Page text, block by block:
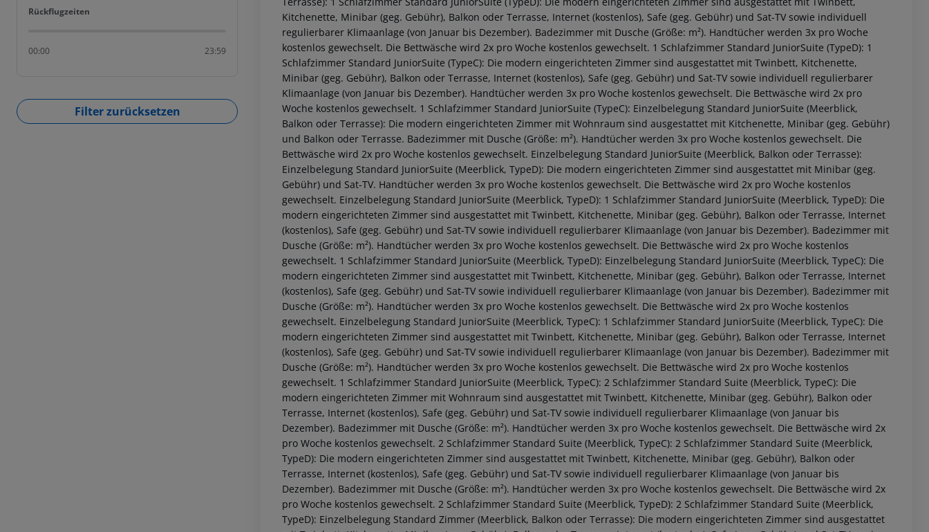
Rückflugzeiten
Rückflugzeiten
00:00 23:59
Filter zurücksetzen
Kitchenette, Minibar (geg. Gebühr), Balkon oder Terrasse, Internet (kostenlos), Safe (geg. Gebühr) und Sat-TV sowie individuell
regulierbarer Klimaanlage (von Januar bis Dezember). Badezimmer mit Dusche (Größe: m²). Handtücher werden 3x pro Woche
kostenlos gewechselt. Die Bettwäsche wird 2x pro Woche kostenlos gewechselt. 1 Schlafzimmer Standard JuniorSuite (TypeD): 1
Schlafzimmer Standard JuniorSuite (TypeC): Die modern eingerichteten Zimmer sind ausgestattet mit Twinbett, Kitchenette,
Minibar (geg. Gebühr), Balkon oder Terrasse, Internet (kostenlos), Safe (geg. Gebühr) und Sat-TV sowie individuell regulierbarer
Klimaanlage (von Januar bis Dezember). Handtücher werden 3x pro Woche kostenlos gewechselt. Die Bettwäsche wird 2x pro
Woche kostenlos gewechselt. 1 Schlafzimmer Standard JuniorSuite (TypeC): Einzelbelegung Standard JuniorSuite (Meerblick,
Balkon oder Terrasse): Die modern eingerichteten Zimmer mit Wohnraum sind ausgestattet mit Kitchenette, Minibar (geg. Gebühr)
und Balkon oder Terrasse. Badezimmer mit Dusche (Größe: m²). Handtücher werden 3x pro Woche kostenlos gewechselt. Die
Bettwäsche wird 2x pro Woche kostenlos gewechselt. Einzelbelegung Standard JuniorSuite (Meerblick, Balkon oder Terrasse):
Einzelbelegung Standard JuniorSuite (Meerblick, TypeD): Die modern eingerichteten Zimmer sind ausgestattet mit Minibar (geg.
Gebühr) und Sat-TV. Handtücher werden 3x pro Woche kostenlos gewechselt. Die Bettwäsche wird 2x pro Woche kostenlos
gewechselt. Einzelbelegung Standard JuniorSuite (Meerblick, TypeD): 1 Schlafzimmer Standard JuniorSuite (Meerblick, TypeD): Die
modern eingerichteten Zimmer sind ausgestattet mit Twinbett, Kitchenette, Minibar (geg. Gebühr), Balkon oder Terrasse, Internet
(kostenlos), Safe (geg. Gebühr) und Sat-TV sowie individuell regulierbarer Klimaanlage (von Januar bis Dezember). Badezimmer mit
Dusche (Größe: m²). Handtücher werden 3x pro Woche kostenlos gewechselt. Die Bettwäsche wird 2x pro Woche kostenlos
gewechselt. 1 Schlafzimmer Standard JuniorSuite (Meerblick, TypeD): Einzelbelegung Standard JuniorSuite (Meerblick, TypeC): Die
modern eingerichteten Zimmer sind ausgestattet mit Twinbett, Kitchenette, Minibar (geg. Gebühr), Balkon oder Terrasse, Internet
(kostenlos), Safe (geg. Gebühr) und Sat-TV sowie individuell regulierbarer Klimaanlage (von Januar bis Dezember). Badezimmer mit
Dusche (Größe: m²). Handtücher werden 3x pro Woche kostenlos gewechselt. Die Bettwäsche wird 2x pro Woche kostenlos
gewechselt. Einzelbelegung Standard JuniorSuite (Meerblick, TypeC): 1 Schlafzimmer Standard JuniorSuite (Meerblick, TypeC): Die
modern eingerichteten Zimmer sind ausgestattet mit Twinbett, Kitchenette, Minibar (geg. Gebühr), Balkon oder Terrasse, Internet
(kostenlos), Safe (geg. Gebühr) und Sat-TV sowie individuell regulierbarer Klimaanlage (von Januar bis Dezember). Badezimmer mit
Dusche (Größe: m²). Handtücher werden 3x pro Woche kostenlos gewechselt. Die Bettwäsche wird 2x pro Woche kostenlos
gewechselt. 1 Schlafzimmer Standard JuniorSuite (Meerblick, TypeC): 2 Schlafzimmer Standard Suite (Meerblick, TypeC): Die
modern eingerichteten Zimmer mit Wohnraum sind ausgestattet mit Twinbett, Kitchenette, Minibar (geg. Gebühr), Balkon oder
Terrasse, Internet (kostenlos), Safe (geg. Gebühr) und Sat-TV sowie individuell regulierbarer Klimaanlage (von Januar bis
Dezember). Badezimmer mit Dusche (Größe: m²). Handtücher werden 3x pro Woche kostenlos gewechselt. Die Bettwäsche wird 2x
pro Woche kostenlos gewechselt. 2 Schlafzimmer Standard Suite (Meerblick, TypeC): 2 Schlafzimmer Standard Suite (Meerblick,
TypeD): Die modern eingerichteten Zimmer sind ausgestattet mit Twinbett, Kitchenette, Minibar (geg. Gebühr), Balkon oder
Terrasse, Internet (kostenlos), Safe (geg. Gebühr) und Sat-TV sowie individuell regulierbarer Klimaanlage (von Januar bis
Dezember). Badezimmer mit Dusche (Größe: m²). Handtücher werden 3x pro Woche kostenlos gewechselt. Die Bettwäsche wird 2x
pro Woche kostenlos gewechselt. 2 Schlafzimmer Standard Suite (Meerblick, TypeD): 2 Schlafzimmer Standard Suite (Meerblick,
TypeD): Einzelbelegung Standard Zimmer (Meerblick, Balkon oder Terrasse): Die modern eingerichteten Zimmer sind ausgestattet